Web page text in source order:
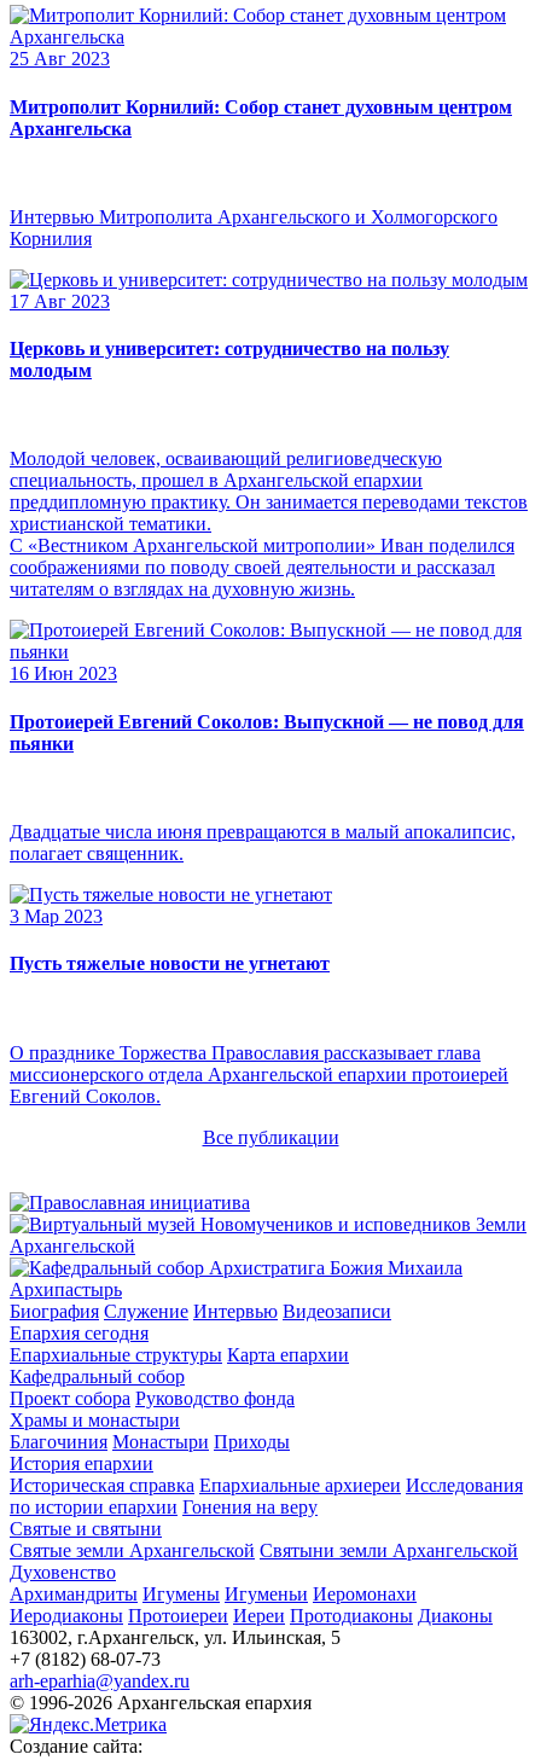
25 Авг 2023
Митрополит Корнилий: Собор станет духовным центром
Архангельска
Интервью Митрополита Архангельского и Холмогорского
Корнилия
17 Авг 2023
Церковь и университет: сотрудничество на пользу
молодым
Молодой человек, осваивающий религиоведческую
специальность, прошел в Архангельской епархии
преддипломную практику. Он занимается переводами текстов
христианской тематики.
С «Вестником Архангельской митрополии» Иван поделился
соображениями по поводу своей деятельности и рассказал
читателям о взглядах на духовную жизнь.
16 Июн 2023
Протоиерей Евгений Соколов: Выпускной — не повод для
пьянки
Двадцатые числа июня превращаются в малый апокалипсис,
полагает священник.
3 Мар 2023
Пусть тяжелые новости не угнетают
О празднике Торжества Православия рассказывает глава
миссионерского отдела Архангельской епархии протоиерей
Евгений Соколов.
Все публикации
Архипастырь
Биография Служение Интервью Видеозаписи
Епархия сегодня
Епархиальные структуры Карта епархии
Кафедральный собор
Проект собора Руководство фонда
Храмы и монастыри
Благочиния Монастыри Приходы
История епархии
Историческая справка Епархиальные архиереи Исследования
по истории епархии Гонения на веру
Святые и святыни
Святые земли Архангельской Святыни земли Архангельской
Духовенство
Архимандриты Игумены Игуменьи Иеромонахи
Иеродиаконы Протоиереи Иереи Протодиаконы Диаконы
163002, г.Архангельск, ул. Ильинская, 5
+7 (8182) 68-07-73
arh-eparhia@yandex.ru
© 1996-2026 Архангельская епархия
Создание сайта: